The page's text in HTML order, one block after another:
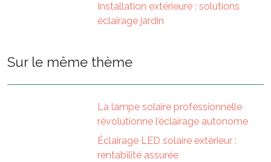
Installation extérieure : solutions
éclairage jardin
Sur le même thème
La lampe solaire professionnelle
révolutionne l’éclairage autonome
Éclairage LED solaire extérieur :
rentabilité assurée